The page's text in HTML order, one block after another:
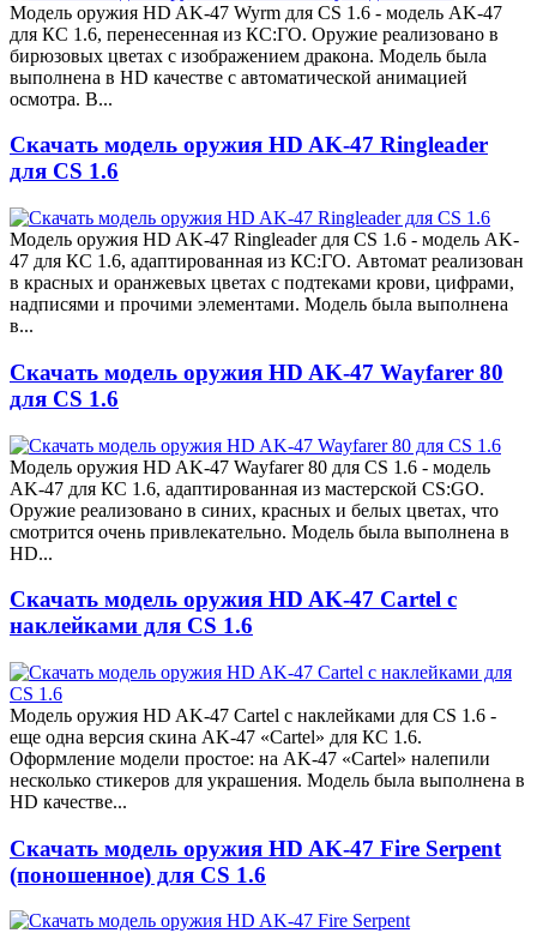
Модель оружия HD AK-47 Wyrm для CS 1.6 - модель AK-47
для КС 1.6, перенесенная из КС:ГО. Оружие реализовано в
бирюзовых цветах с изображением дракона. Модель была
выполнена в HD качестве с автоматической анимацией
осмотра. В...
Скачать модель оружия HD AK-47 Ringleader
для CS 1.6
Модель оружия HD AK-47 Ringleader для CS 1.6 - модель AK-
47 для КС 1.6, адаптированная из КС:ГО. Автомат реализован
в красных и оранжевых цветах с подтеками крови, цифрами,
надписями и прочими элементами. Модель была выполнена
в...
Скачать модель оружия HD AK-47 Wayfarer 80
для CS 1.6
Модель оружия HD AK-47 Wayfarer 80 для CS 1.6 - модель
AK-47 для КС 1.6, адаптированная из мастерской CS:GO.
Оружие реализовано в синих, красных и белых цветах, что
смотрится очень привлекательно. Модель была выполнена в
HD...
Скачать модель оружия HD AK-47 Cartel с
наклейками для CS 1.6
Модель оружия HD AK-47 Cartel с наклейками для CS 1.6 -
еще одна версия скина AK-47 «Cartel» для КС 1.6.
Оформление модели простое: на AK-47 «Cartel» налепили
несколько стикеров для украшения. Модель была выполнена в
HD качестве...
Скачать модель оружия HD AK-47 Fire Serpent
(поношенное) для CS 1.6